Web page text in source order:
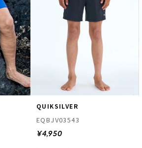
QUIKSILVER
EQBJV03543
¥4,950